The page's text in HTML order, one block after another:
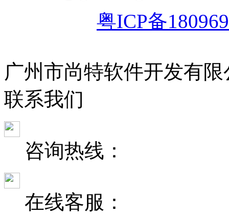
粤ICP备
广州市尚特软件开发有限
联系我们
咨询热线：
在线客服：